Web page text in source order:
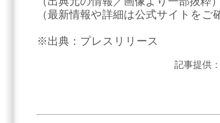
（最新情報や詳細は公式サイトをご
※出典：プレスリリース
記事提供